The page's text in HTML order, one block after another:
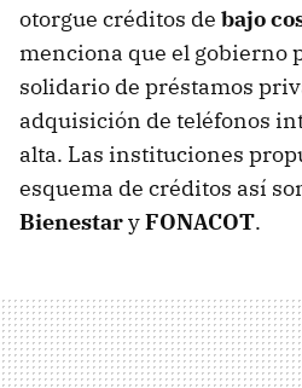
otorgue créditos de bajo
menciona que el gobierno
solidario de préstamos
adquisición de teléfonos
alta. Las instituciones
esquema de créditos así
BienestaryFONACOT.